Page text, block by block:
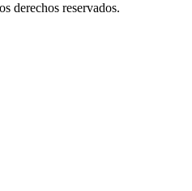
derechos reservados.